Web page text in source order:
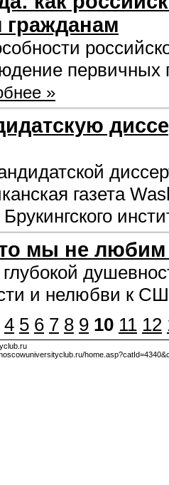
первичных
»
газета
мы не
и нелюбви к
4 5 6 7 8 9 10 11 12